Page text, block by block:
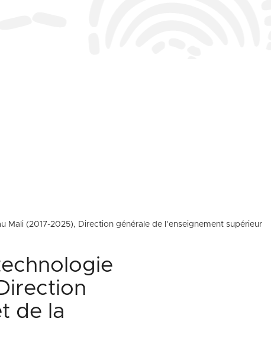
Mali (2017-2025), Direction générale de l’enseignement supérieur
de la